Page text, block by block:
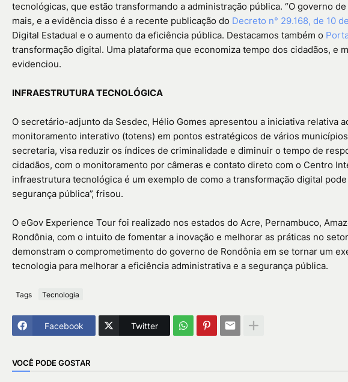
tecnológicas, que estão transformando a administração pública. “O governo
mais, e a evidência disso é a recente publicação do Decreto n° 29.168, de 10
Digital Estadual e o aumento da eficiência pública. Destacamos também o
transformação digital. Uma plataforma que economiza tempo dos cidadãos, e
evidenciou.
INFRAESTRUTURA TECNOLÓGICA
O secretário-adjunto da Sesdec, Hélio Gomes apresentou a iniciativa relativa
monitoramento interativo (totens) em pontos estratégicos de vários municípios
secretaria, visa reduzir os índices de criminalidade e diminuir o tempo de
cidadãos, com o monitoramento por câmeras e contato direto com o Centro
infraestrutura tecnológica é um exemplo de como a transformação digital
segurança pública”, frisou.
O eGov Experience Tour foi realizado nos estados do Acre, Pernambuco,
Rondônia, com o intuito de fomentar a inovação e melhorar as práticas no
demonstram o comprometimento do governo de Rondônia em se tornar um
tecnologia para melhorar a eficiência administrativa e a segurança pública.
Tags Tecnologia
Facebook Twitter
VOCÊ PODE GOSTAR